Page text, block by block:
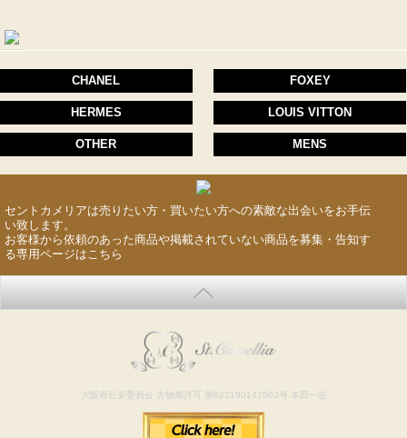
CHANEL FOXEY
HERMES LOUIS VITTON
OTHER MENS
セントカメリアは売りたい方・買いたい方への素敵な出会いをお手伝
い致します。
お客様から依頼のあった商品や掲載されていない商品を募集・告知す
る専用ページはこちら
大阪府公安委員会 古物商許可 第622190147503号 本田一志